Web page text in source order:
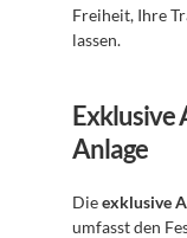
Freiheit, Ihre
lassen.
Exklusive
Anlage
Die exklusive
umfasst den